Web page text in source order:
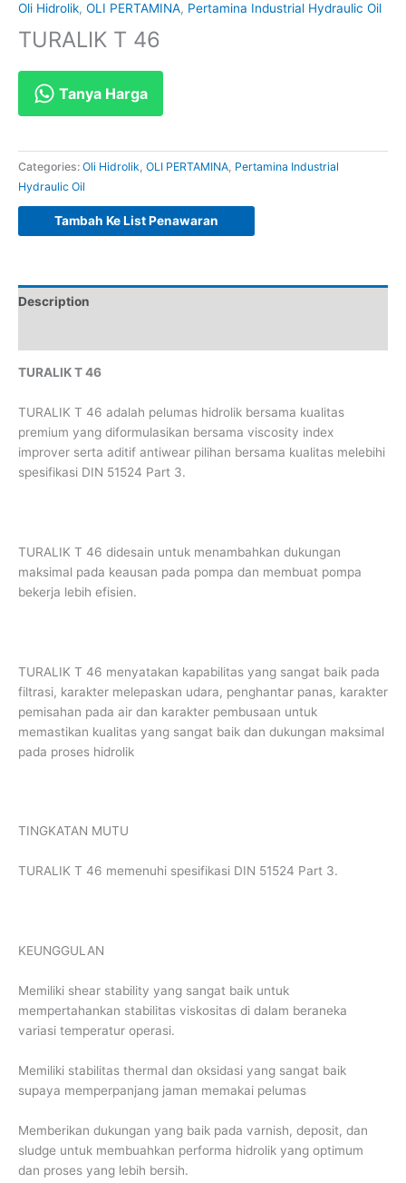
Oli Hidrolik, OLI PERTAMINA, Pertamina Industrial Hydraulic Oil
TURALIK T 46
Tanya Harga
Categories: Oli Hidrolik OLI PERTAMINA Pertamina Industrial
Hydraulic Oil
Tambah Ke List Penawaran
Description
TURALIK T 46
TURALIK T 46 adalah pelumas hidrolik bersama kualitas
premium yang diformulasikan bersama viscosity index
improver serta aditif antiwear pilihan bersama kualitas melebihi
spesifikasi DIN 51524 Part 3.
TURALIK T 46 didesain untuk menambahkan dukungan
maksimal pada keausan pada pompa dan membuat pompa
bekerja lebih efisien.
TURALIK T 46 menyatakan kapabilitas yang sangat baik pada
filtrasi, karakter melepaskan udara, penghantar panas, karakter
pemisahan pada air dan karakter pembusaan untuk
memastikan kualitas yang sangat baik dan dukungan maksimal
pada proses hidrolik
TINGKATAN MUTU
TURALIK T 46 memenuhi spesifikasi DIN 51524 Part 3.
KEUNGGULAN
Memiliki shear stability yang sangat baik untuk
mempertahankan stabilitas viskositas di dalam beraneka
variasi temperatur operasi.
Memiliki stabilitas thermal dan oksidasi yang sangat baik
supaya memperpanjang jaman memakai pelumas
Memberikan dukungan yang baik pada varnish, deposit, dan
sludge untuk membuahkan performa hidrolik yang optimum
dan proses yang lebih bersih.